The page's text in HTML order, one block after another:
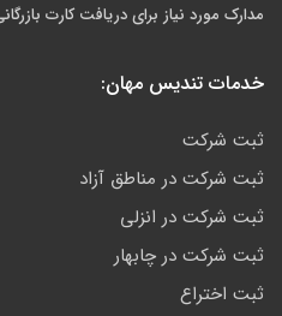
مدارک مورد نیاز برای دریافت کارت
خدمات تندیس مهان:
ثبت شرکت
ثبت شرکت در مناطق آزاد
ثبت شرکت در انزلی
ثبت شرکت در چابهار
ثبت اختراع